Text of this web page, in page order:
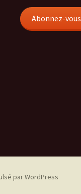
Abonnez-vous
par WordPress